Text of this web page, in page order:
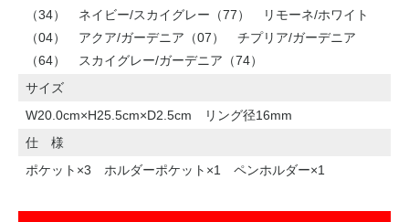
（34） ネイビー/スカイグレー（77） リモーネ/ホワイト
（04） アクア/ガーデニア（07） チプリア/ガーデニア
（64） スカイグレー/ガーデニア（74）
サイズ
W20.0cm×H25.5cm×D2.5cm リング径16mm
仕 様
ポケット×3 ホルダーポケット×1 ペンホルダー×1